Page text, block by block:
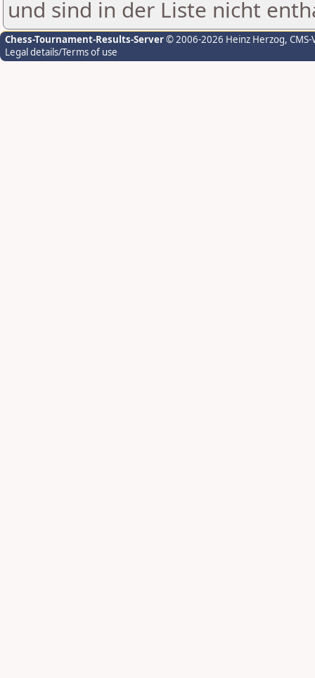
und sind in der Liste nicht
Chess-Tournament-Results-Server© 2006-2026 Heinz Herzog,
Legal details/Terms of use